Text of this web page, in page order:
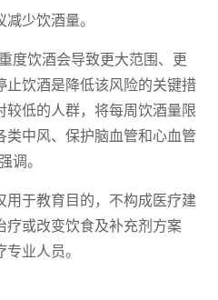
少饮酒量。
度饮酒会导致更大范围、更
止饮酒是降低该风险的关键措
低的人群，将每周饮酒量限
中风、保护脑血管和心血管
调。
用于教育目的，不构成医疗建
疗或改变饮食及补充剂方案
业人员。